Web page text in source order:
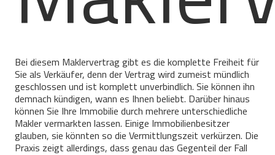
Bei diesem Maklervertrag gibt es die komplette Freiheit für
Sie als Verkäufer, denn der Vertrag wird zumeist mündlich
geschlossen und ist komplett unverbindlich. Sie können ihn
demnach kündigen, wann es Ihnen beliebt. Darüber hinaus
können Sie Ihre Immobilie durch mehrere unterschiedliche
Makler vermarkten lassen. Einige Immobilienbesitzer
glauben, sie könnten so die Vermittlungszeit verkürzen. Die
Praxis zeigt allerdings, dass genau das Gegenteil der Fall